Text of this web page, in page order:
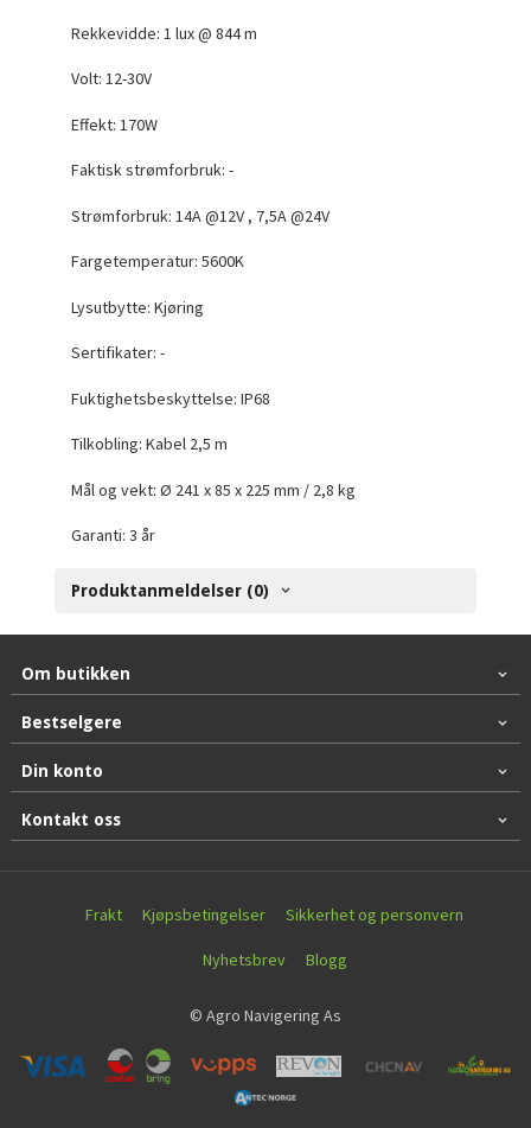
Rekkevidde: 1 lux @ 844 m
Volt: 12-30V
Effekt:170W
Faktisk strømforbruk: -
Strømforbruk: 14A @12V , 7,5A @24V
Fargetemperatur: 5600K
Lysutbytte: Kjøring
Sertifikater: -
Fuktighetsbeskyttelse: IP68
Tilkobling: Kabel 2,5 m
Mål og vekt: Ø 241 x 85 x 225 mm / 2,8 kg
Garanti: 3 år
Produktanmeldelser (0)
Om butikken
Bestselgere
Din konto
Kontakt oss
Frakt Kjøpsbetingelser Sikkerhet og personvern
Nyhetsbrev Blogg
© Agro Navigering As